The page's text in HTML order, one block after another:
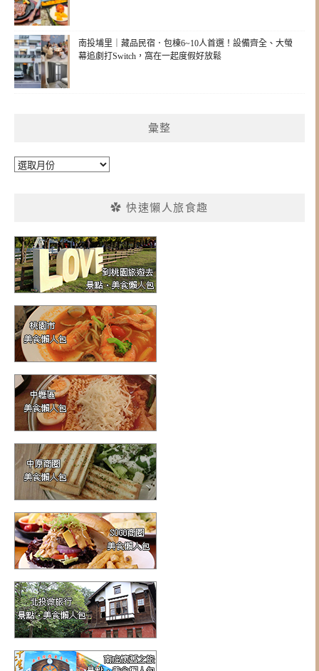
南投埔里｜藏品民宿．包棟6~10人首選！設備齊全、大螢
幕追劇打Switch，窩在一起度假好放鬆
彙整
彙
✿ 快速懶人旅食趣